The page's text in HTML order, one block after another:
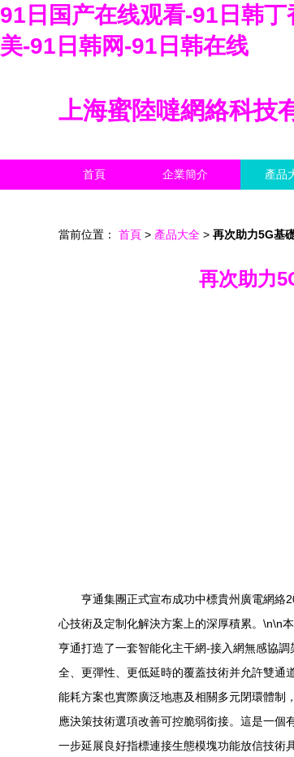
91日国产在线观看-91日韩
美-91日韩网-91日韩在线
上海蜜陸噠網絡科技
首頁 企業簡介 產品
當前位置： 首頁 > 產品大全 > 再次助力5G基
再次助力
亨通集團正式宣布成功中標貴州廣電網絡
心技術及定制化解決方案上的深厚積累。\n\n
亨通打造了一套智能化主干網-接入網無感協
全、更彈性、更低延時的覆蓋技術并允許雙通
能耗方案也實際廣泛地惠及相關多元閉環體制
應決策技術選項改善可控脆弱銜接。這是一
一步延展良好指標連接生態模塊功能放信技術